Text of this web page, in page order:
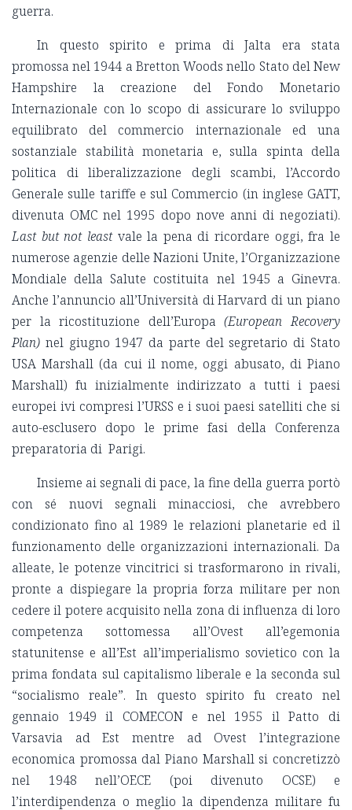
guerra.
In questo spirito e prima di Jalta era stata
promossa nel 1944 a Bretton Woods nello Stato del New
Hampshire la creazione del Fondo Monetario
Internazionale con lo scopo di assicurare lo sviluppo
equilibrato del commercio internazionale ed una
sostanziale stabilità monetaria e, sulla spinta della
politica di liberalizzazione degli scambi, l’Accordo
Generale sulle tariffe e sul Commercio (in inglese GATT,
divenuta OMC nel 1995 dopo nove anni di negoziati).
Last but not leastvale la pena di ricordare oggi, fra le
numerose agenzie delle Nazioni Unite, l’Organizzazione
Mondiale della Salute costituita nel 1945 a Ginevra.
Anche l’annuncio all’Università di Harvard di un piano
per la ricostituzione dell’Europa (European Recovery
Plan) nel giugno 1947 da parte del segretario di Stato
USA Marshall (da cui il nome, oggi abusato, di Piano
Marshall) fu inizialmente indirizzato a tutti i paesi
europei ivi compresi l’URSS e i suoi paesi satelliti che si
auto-esclusero dopo le prime fasi della Conferenza
preparatoria di Parigi.
Insieme ai segnali di pace, la fine della guerra portò
con sé nuovi segnali minacciosi, che avrebbero
condizionato fino al 1989 le relazioni planetarie ed il
funzionamento delle organizzazioni internazionali. Da
alleate, le potenze vincitrici si trasformarono in rivali,
pronte a dispiegare la propria forza militare per non
cedere il potere acquisito nella zona di influenza di loro
competenza sottomessa all’Ovest all’egemonia
statunitense e all’Est all’imperialismo sovietico con la
prima fondata sul capitalismo liberale e la seconda sul
“socialismo reale”. In questo spirito fu creato nel
gennaio 1949 il COMECON e nel 1955 il Patto di
Varsavia ad Est mentre ad Ovest l’integrazione
economica promossa dal Piano Marshall si concretizzò
nel 1948 nell’OECE (poi divenuto OCSE) e
l’interdipendenza o meglio la dipendenza militare fu